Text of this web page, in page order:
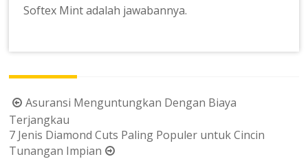
Softex Mint adalah jawabannya.
Navigasi
pos
Asuransi Menguntungkan Dengan Biaya
Terjangkau
7 Jenis Diamond Cuts Paling Populer untuk Cincin
Tunangan Impian